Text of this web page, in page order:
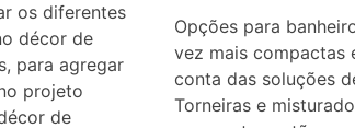
os diferentes
décor de
para agregar
projeto
de
Opções para
vez mais compactas
conta das soluções
Torneiras e